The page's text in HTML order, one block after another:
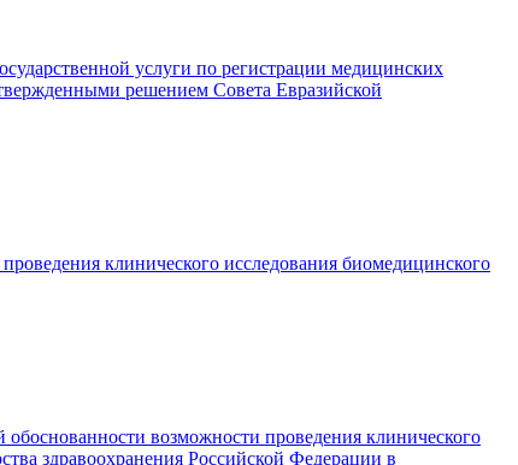
услуги по регистрации медицинских
решением Совета Евразийской
клинического исследования биомедицинского
возможности проведения клинического
здравоохранения Российской Федерации в